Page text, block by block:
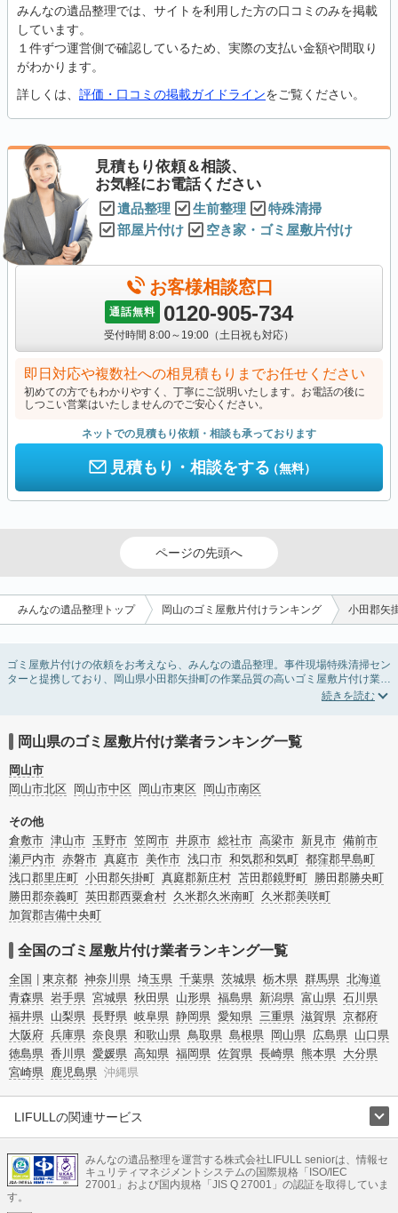
みんなの遺品整理では、サイトを利用した方の口コミのみを掲載
しています。
１件ずつ運営側で確認しているため、実際の支払い金額や間取り
がわかります。
詳しくは、 評価・口コミの掲載ガイドラインをご覧ください。
見積もり依頼＆相談、
お気軽にお電話ください
遺品整理 生前整理
特殊清掃
部屋片付け
空き家・ゴミ屋敷片付け
お客様相談窓口
通話無料 0120-905-734
受付時間 8:00～19:00（土日祝も対応）
即日対応や複数社への相見積もりまでお任せください
初めての方でもわかりやすく、丁寧にご説明いたします。お電話の後に
しつこい営業はいたしませんのでご安心ください。
ネットでの見積もり依頼・相談も承っております
見積もり・相談をする（無料）
ページの先頭へ
みんなの遺品整理トップ 岡山のゴミ屋敷片付けランキング 小田郡矢
ゴミ屋敷片付けの依頼をお考えなら、みんなの遺品整理。事件現場特殊清掃セン
ターと提携しており、岡山県小田郡矢掛町の作業品質の高いゴミ屋敷片付け業者
を掲載しています。汚部屋の片付けに伴う不用品の処分・回収・引き取りから、
など絞り込み条件を利用し検索してみましょう。ゴミ屋敷になってしまう方は高
齢で体力的に掃除するのが難しい、認知症やセルフネグレクトになってしまう、
精神的なストレスなど様々な原因があります。
またお役立ち情報も豊富なので、部屋を埋めつくす大量のゴミを自力で片付ける
方法についてもチェックしてみてください。
岡山県のゴミ屋敷片付け業者ランキング一覧
岡山市
岡山市北区
岡山市中区 岡山市東区 岡山市南区
その他
倉敷市 津山市 玉野市 笠岡市 井原市 総社市 高梁市 新見市 備前市
瀬戸内市 赤磐市 真庭市 美作市 浅口市 和気郡和気町 都窪郡早島町
浅口郡里庄町 小田郡矢掛町 真庭郡新庄村 苫田郡鏡野町 勝田郡勝央町
勝田郡奈義町 英田郡西粟倉村 久米郡久米南町 久米郡美咲町
加賀郡吉備中央町
全国のゴミ屋敷片付け業者ランキング一覧
全国 東京都 神奈川県 埼玉県 千葉県 茨城県 栃木県 群馬県 北海道
青森県 岩手県 宮城県 秋田県 山形県 福島県 新潟県 富山県 石川県
福井県 山梨県 長野県 岐阜県 静岡県 愛知県 三重県 滋賀県 京都府
大阪府 兵庫県 奈良県 和歌山県 鳥取県 島根県 岡山県 広島県 山口県
徳島県 香川県 愛媛県 高知県 福岡県 佐賀県 長崎県 熊本県 大分県
宮崎県 鹿児島県 沖縄県
LIFULLの関連サービス
不動産・住宅
引越し 老人ホーム 地方創生 ママの就労支援
不動産クラウドファンディング 遺品整理 老後の暮らし情報
みんなの遺品整理を運営する株式会社LIFULL seniorは、情報セ
キュリティマネジメントシステムの国際規格「ISO/IEC
27001」および国内規格「JIS Q 27001」の認証を取得していま
す。